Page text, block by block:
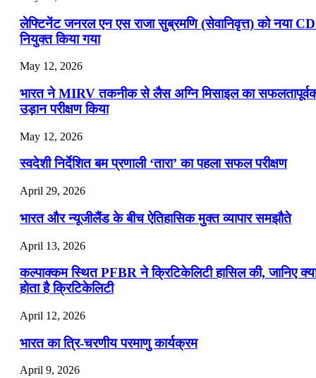
लेफ्टिनेंट जनरल एन एस राजा सुब्रमणि (सेवानिवृत्त) को नया
नियुक्त किया गया
May 12, 2026
भारत ने MIRV तकनीक से लैस अग्नि मिसाइल का
उड़ान परीक्षण किया
May 12, 2026
स्वदेशी निर्देशित बम प्रणाली ‘तारा’ का पहला सफल परीक्षण
April 29, 2026
भारत और न्यूजीलैंड के बीच ऐतिहासिक मुक्त व्यापार समझौते
April 13, 2026
कल्पाक्कम स्थित PFBR ने क्रिटिकेलिटी हासिल की, जानिए
होता है क्रिटिकेलिटी
April 12, 2026
भारत का त्रि-चरणीय परमाणु कार्यक्रम
April 9, 2026